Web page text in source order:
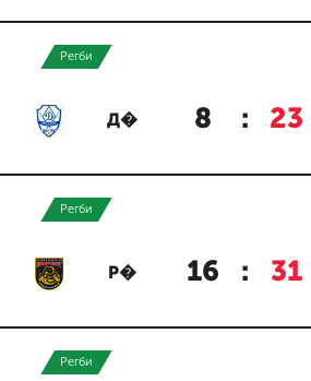
Регби
Д� 8 : 23
Регби
Р� 16 : 31
Регби